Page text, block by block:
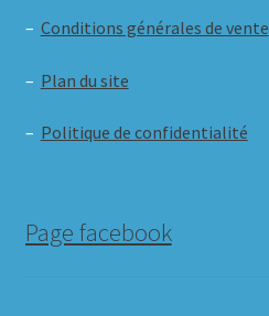
– Conditions générales de vente
– Plan du site
– Politique de confidentialité
Page facebook